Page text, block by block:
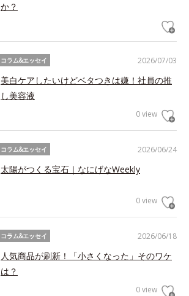
か？
2026/07/03
コラム&エッセイ
美白ケアしたいけどベタつきは嫌！社員の推
し美容液
0 view
2026/06/24
コラム&エッセイ
太陽がつくる宝石｜なにげなWeekly
0 view
2026/06/18
コラム&エッセイ
人気商品が刷新！「小さくなった」そのワケ
は？
0 view